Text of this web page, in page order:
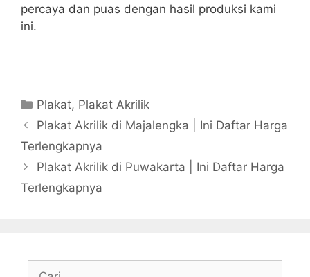
percaya dan puas dengan hasil produksi kami
ini.
Kategori
Plakat, Plakat Akrilik
Plakat Akrilik di Majalengka | Ini Daftar Harga
Terlengkapnya
Plakat Akrilik di Puwakarta | Ini Daftar Harga
Terlengkapnya